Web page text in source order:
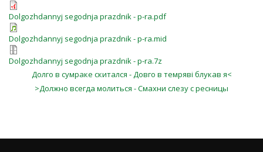
Dolgozhdannyj segodnja prazdnik - p-ra.pdf
Dolgozhdannyj segodnja prazdnik - p-ra.mid
Dolgozhdannyj segodnja prazdnik - p-ra.7z
Долго в сумраке скитался - Довго в темряві блукав я<
>Должно всегда молиться - Смахни слезу с ресницы